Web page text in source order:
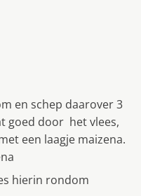
en schep daarover 3
goed door het vlees,
een laagje maizena.
hierin rondom